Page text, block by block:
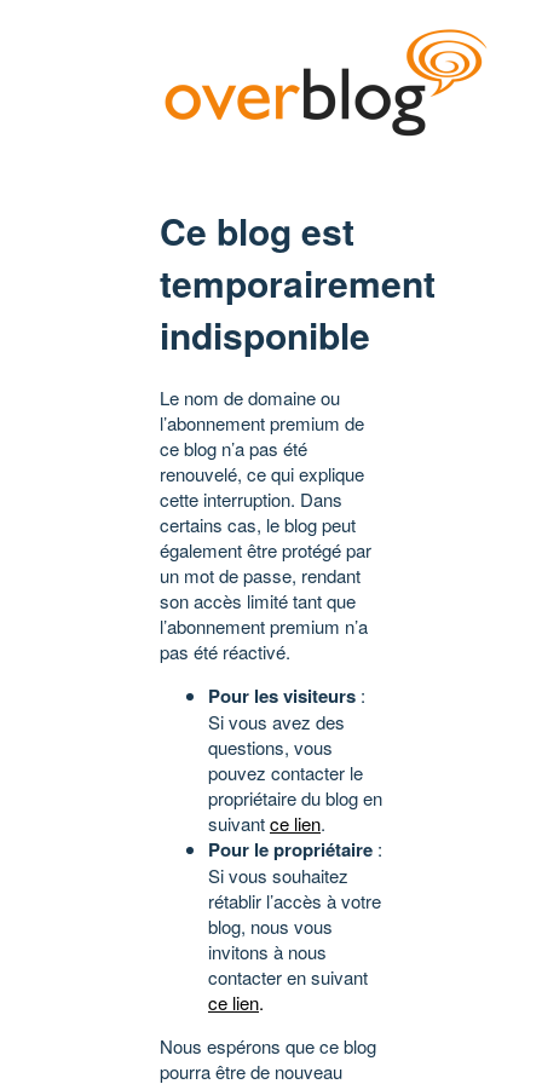
Ce blog est
temporairement
indisponible
Le nom de domaine ou
l’abonnement premium de
ce blog n’a pas été
renouvelé, ce qui explique
cette interruption. Dans
certains cas, le blog peut
également être protégé par
un mot de passe, rendant
son accès limité tant que
l’abonnement premium n’a
pas été réactivé.
Pour les visiteurs :
Si vous avez des
questions, vous
pouvez contacter le
propriétaire du blog en
suivantce lien.
Pour le propriétaire :
Si vous souhaitez
rétablir l’accès à votre
blog, nous vous
invitons à nous
contacter en suivant
ce lien.
Nous espérons que ce blog
pourra être de nouveau